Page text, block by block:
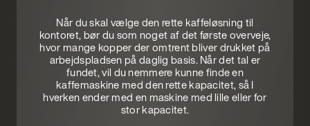
Når du skal vælge den rette kaffeløsning til
kontoret, bør du som noget af det første overveje,
hvor mange kopper der omtrent bliver drukket på
arbejdspladsen på daglig basis. Når det tal er
fundet, vil du nemmere kunne finde en
kaffemaskine med den rette kapacitet, så I
hverken ender med en maskine med lille eller for
stor kapacitet.